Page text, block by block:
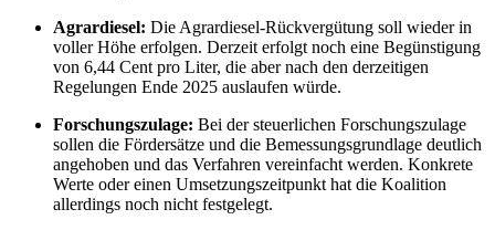
Agrardiesel: Die Agrardiesel-Rückvergütung soll wieder in
voller Höhe erfolgen. Derzeit erfolgt noch eine Begünstigung
von 6,44 Cent pro Liter, die aber nach den derzeitigen
Regelungen Ende 2025 auslaufen würde.
Forschungszulage: Bei der steuerlichen Forschungszulage
sollen die Fördersätze und die Bemessungsgrundlage deutlich
angehoben und das Verfahren vereinfacht werden. Konkrete
Werte oder einen Umsetzungszeitpunkt hat die Koalition
allerdings noch nicht festgelegt.